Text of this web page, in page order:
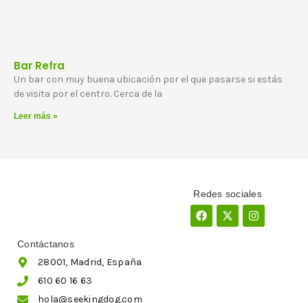
Bar Refra
Un bar con muy buena ubicación por el que pasarse si estás
de visita por el centro. Cerca de la
Leer más »
Redes sociales
Facebook
X-
twitter
Instagram
Contáctanos
28001, Madrid, España
610 60 16 63
hola@seekingdog.com